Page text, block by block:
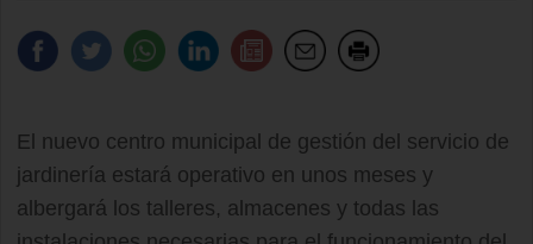
El nuevo centro municipal de gestión del servicio de
jardinería estará operativo en unos meses y
albergará los talleres, almacenes y todas las